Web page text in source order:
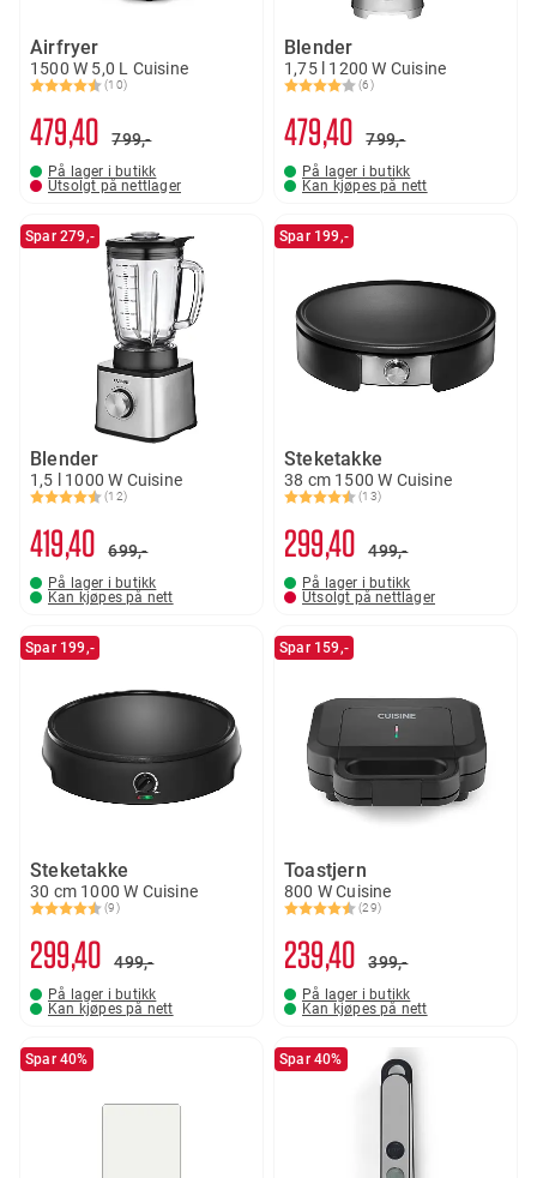
Airfryer
1500 W 5,0 L Cuisine
Karakter:
(10)
4.6 av 5 mulige
47940 799,-
På lager i butikk
Utsolgt på nettlager
Blender
1,75 l 1200 W Cuisine
Karakter:
(6)
4.0 av 5 mulige
47940 799,-
På lager i butikk
Kan kjøpes på nett
Spar 279,-
Blender
1,5 l 1000 W Cuisine
Karakter:
(12)
4.6 av 5 mulige
41940 699,-
På lager i butikk
Kan kjøpes på nett
Spar 199,-
Steketakke
38 cm 1500 W Cuisine
Karakter:
(13)
4.2 av 5 mulige
29940 499,-
På lager i butikk
Utsolgt på nettlager
Spar 199,-
Steketakke
30 cm 1000 W Cuisine
Karakter:
(9)
4.6 av 5 mulige
29940 499,-
På lager i butikk
Kan kjøpes på nett
Spar 159,-
Toastjern
800 W Cuisine
Karakter:
(29)
4.4 av 5 mulige
23940 399,-
På lager i butikk
Kan kjøpes på nett
Spar 40% Spar 40%